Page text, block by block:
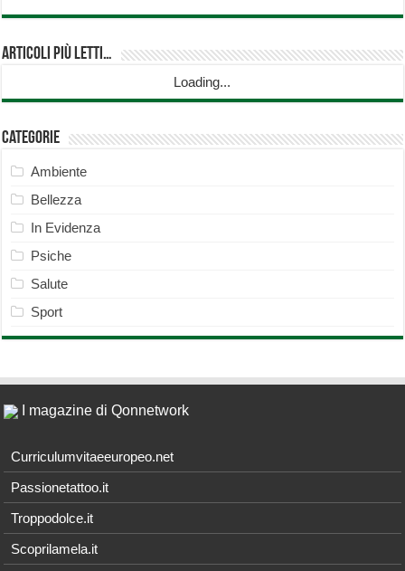
Articoli più Letti…
Loading...
Categorie
Ambiente
Bellezza
In Evidenza
Psiche
Salute
Sport
I magazine di Qonnetwork
Curriculumvitaeeuropeo.net
Passionetattoo.it
Troppodolce.it
Scoprilamela.it